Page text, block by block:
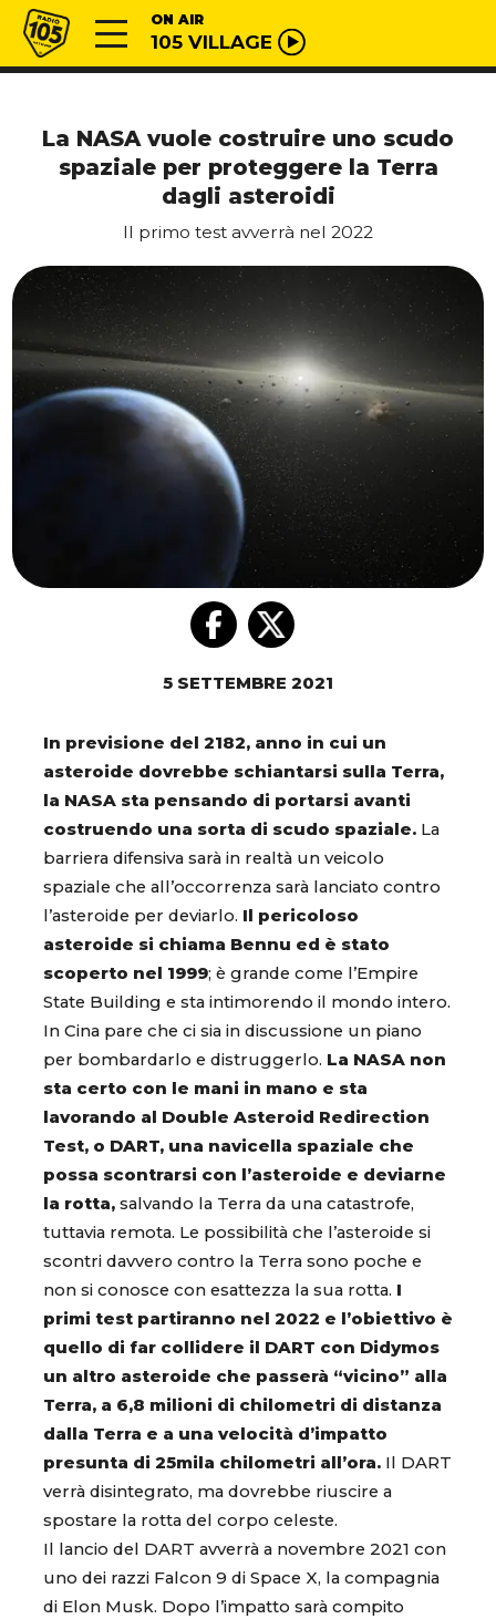
Vai al contenuto
Radio 105 ON AIR
105 VILLAGE
La NASA vuole costruire uno scudo
spaziale per proteggere la Terra
dagli asteroidi
Il primo test avverrà nel 2022
5 SETTEMBRE 2021
In previsione del 2182, anno in cui un
asteroide dovrebbe schiantarsi sulla Terra,
la NASA sta pensando di portarsi avanti
costruendo una sorta di scudo spaziale. La
barriera difensiva sarà in realtà un veicolo
spaziale che all’occorrenza sarà lanciato contro
l’asteroide per deviarlo. Il pericoloso
asteroide si chiama Bennu ed è stato
scoperto nel 1999; è grande come l’Empire
State Building e sta intimorendo il mondo intero.
In Cina pare che ci sia in discussione un piano
per bombardarlo e distruggerlo. La NASA non
sta certo con le mani in mano e sta
lavorando al Double Asteroid Redirection
Test, o DART, una navicella spaziale che
possa scontrarsi con l’asteroide e deviarne
la rotta, salvando la Terra da una catastrofe,
tuttavia remota. Le possibilità che l’asteroide si
scontri davvero contro la Terra sono poche e
non si conosce con esattezza la sua rotta. I
primi test partiranno nel 2022 e l’obiettivo è
quello di far collidere il DART con Didymos
un altro asteroide che passerà “vicino” alla
Terra, a 6,8 milioni di chilometri di distanza
dalla Terra e a una velocità d’impatto
presunta di 25mila chilometri all’ora. Il DART
verrà disintegrato, ma dovrebbe riuscire a
spostare la rotta del corpo celeste.
Il lancio del DART avverrà a novembre 2021 con
uno dei razzi Falcon 9 di Space X, la compagnia
di Elon Musk. Dopo l’impatto sarà compito